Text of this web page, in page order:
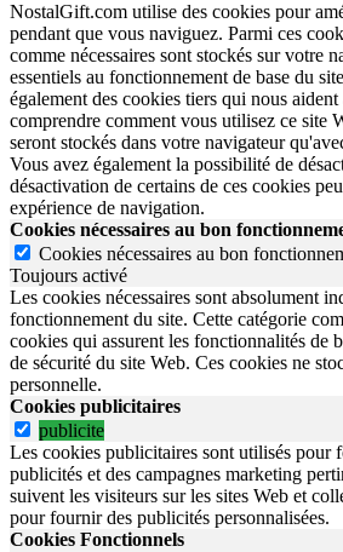
NostalGift.com utilise des cookies pour
pendant que vous naviguez. Parmi ces
comme nécessaires sont stockés sur votre
essentiels au fonctionnement de base du
également des cookies tiers qui nous aident
comprendre comment vous utilisez ce site
seront stockés dans votre navigateur
Vous avez également la possibilité de
désactivation de certains de ces cookies
expérience de navigation.
Cookies nécessaires au bon
Cookies nécessaires au bon
Toujours activé
Les cookies nécessaires sont absolument
fonctionnement du site. Cette catégorie
cookies qui assurent les fonctionnalités de
de sécurité du site Web. Ces cookies ne
personnelle.
Cookies publicitaires
publicite
Les cookies publicitaires sont utilisés pour
publicités et des campagnes marketing
suivent les visiteurs sur les sites Web et
pour fournir des publicités personnalisées.
Cookies Fonctionnels